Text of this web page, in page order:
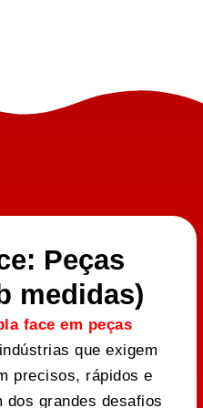
Peças
medidas)
face em peças
que exigem
precisos, rápidos e
dos grandes desafios